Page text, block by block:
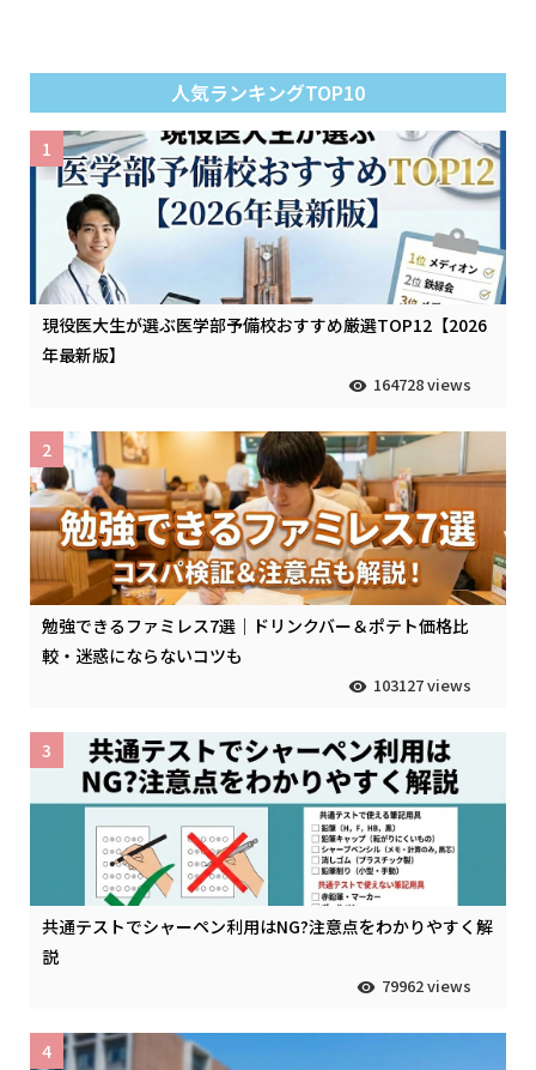
人気ランキングTOP10
現役医大生が選ぶ医学部予備校おすすめ厳選TOP12【2026
年最新版】
164728 views
1
勉強できるファミレス7選｜ドリンクバー＆ポテト価格比
較・迷惑にならないコツも
103127 views
2
共通テストでシャーペン利用はNG?注意点をわかりやすく解
説
79962 views
3
4